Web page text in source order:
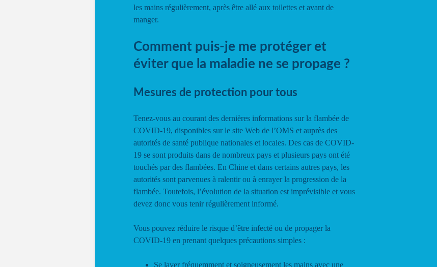
les mains régulièrement, après être allé aux toilettes et avant de
manger.
Comment puis-je me protéger et
éviter que la maladie ne se propage ?
Mesures de protection pour tous
Tenez-vous au courant des dernières informations sur la flambée de
COVID-19, disponibles sur le site Web de l’OMS et auprès des
autorités de santé publique nationales et locales. Des cas de COVID-
19 se sont produits dans de nombreux pays et plusieurs pays ont été
touchés par des flambées. En Chine et dans certains autres pays, les
autorités sont parvenues à ralentir ou à enrayer la progression de la
flambée. Toutefois, l’évolution de la situation est imprévisible et vous
devez donc vous tenir régulièrement informé.
Vous pouvez réduire le risque d’être infecté ou de propager la
COVID-19 en prenant quelques précautions simples :
Se laver fréquemment et soigneusement les mains avec une